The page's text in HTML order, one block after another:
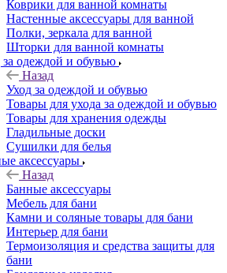
Коврики для ванной комнаты
Настенные аксессуары для ванной
Полки, зеркала для ванной
Шторки для ванной комнаты
за одеждой и обувью
Назад
Уход за одеждой и обувью
Товары для ухода за одеждой и обувью
Товары для хранения одежды
Гладильные доски
Сушилки для белья
аксессуары
Назад
Банные аксессуары
Мебель для бани
Камни и соляные товары для бани
Интерьер для бани
Термоизоляция и средства защиты для
бани